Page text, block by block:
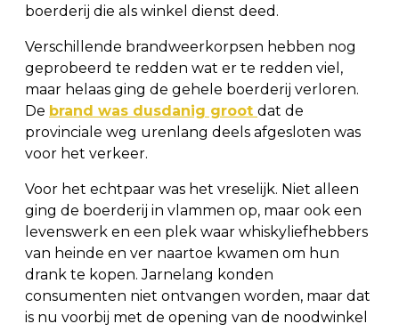
boerderij die als winkel dienst deed.
Verschillende brandweerkorpsen hebben nog
geprobeerd te redden wat er te redden viel,
maar helaas ging de gehele boerderij verloren.
De brand was dusdanig groot dat de
provinciale weg urenlang deels afgesloten was
voor het verkeer.
Voor het echtpaar was het vreselijk. Niet alleen
ging de boerderij in vlammen op, maar ook een
levenswerk en een plek waar whiskyliefhebbers
van heinde en ver naartoe kwamen om hun
drank te kopen. Jarnelang konden
consumenten niet ontvangen worden, maar dat
is nu voorbij met de opening van de noodwinkel